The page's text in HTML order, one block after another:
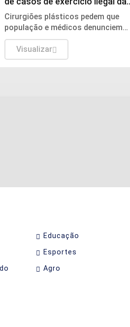
medicina
Cirurgiões plásticos pedem que
população e médicos denunciem
irregularidades aos conselhos e à
Sociedade Brasileira de Cirurgia
Plástica.
Visualizar
Educação
Esportes
Agro